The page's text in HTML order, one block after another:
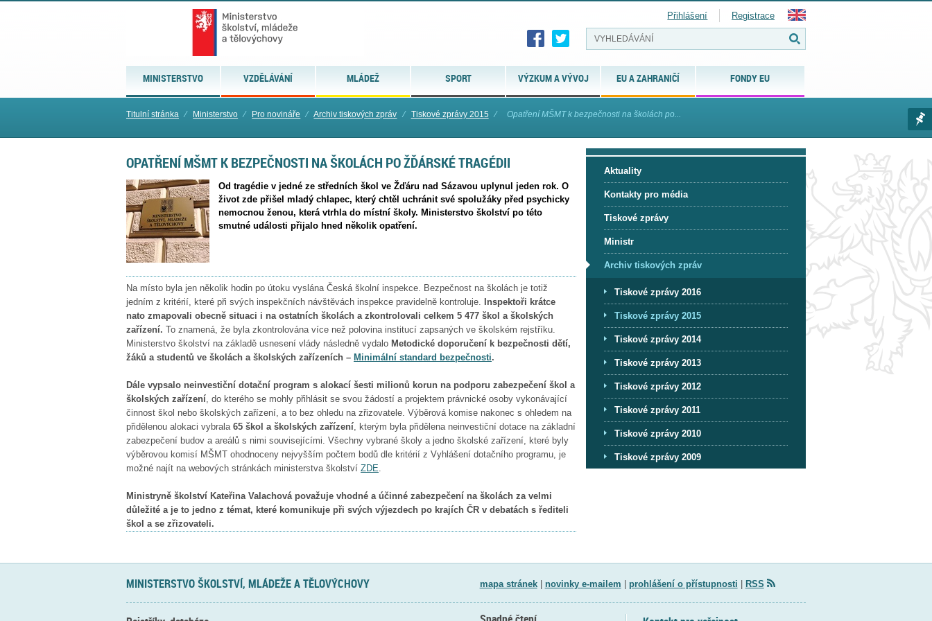
MINISTERSTVO VZDĚLÁVÁNÍ MLÁDEŽ SPORT VÝZKUM A VÝVOJ EU A ZAHRANIČÍ FONDY EU
Přihlášení Registrace
Titulní stránka ⁄ Ministerstvo ⁄ Pro novináře ⁄ Archiv tiskových zpráv ⁄ Tiskové zprávy 2015 ⁄ Opatření MŠMT k bezpečnosti na školách po...
OPATŘENÍ MŠMT K BEZPEČNOSTI NA ŠKOLÁCH PO ŽĎÁRSKÉ TRAGÉDII
Od tragédie v jedné ze středních škol ve Žďáru nad Sázavou uplynul jeden rok. O
život zde přišel mladý chlapec, který chtěl uchránit své spolužáky před psychicky
nemocnou ženou, která vtrhla do místní školy. Ministerstvo školství po této
smutné události přijalo hned několik opatření.
Na místo byla jen několik hodin po útoku vyslána Česká školní inspekce. Bezpečnost na školách je totiž
jedním z kritérií, které při svých inspekčních návštěvách inspekce pravidelně kontroluje.
Inspektoři krátce
nato zmapovali obecně situaci i na ostatních školách a zkontrolovali celkem 5 477 škol a školských
zařízení. To znamená, že byla zkontrolována více než polovina institucí zapsaných ve školském rejstříku.
Ministerstvo školství na základě usnesení vlády následně vydalo Metodické doporučení k bezpečnosti dětí,
žáků a studentů ve školách a školských zařízeních – Minimální standard bezpečnosti.
Dále vypsalo neinvestiční dotační program s alokací šesti milionů korun na podporu zabezpečení škol a
školských zařízení , do kterého se mohly přihlásit se svou žádostí a projektem právnické osoby vykonávající
činnost škol nebo školských zařízení, a to bez ohledu na zřizovatele. Výběrová komise nakonec s ohledem na
přidělenou alokaci vybrala 65 škol a školských zařízení , kterým byla přidělena neinvestiční dotace na základní
zabezpečení budov a areálů s nimi souvisejícími. Všechny vybrané školy a jedno školské zařízení, které byly
výběrovou komisí MŠMT ohodnoceny nejvyšším počtem bodů dle kritérií z Vyhlášení dotačního programu, je
možné najít na webových stránkách ministerstva školství ZDE
Ministryně školství Kateřina Valachová považuje vhodné a účinné zabezpečení na školách za velmi
důležité a je to jedno z témat, které komunikuje při svých výjezdech po krajích ČR v debatách s řediteli
škol a se zřizovateli.
Aktuality
Kontakty pro média
Tiskové zprávy
Ministr
Archiv tiskových zpráv
Tiskové zprávy 2016
Tiskové zprávy 2015
Tiskové zprávy 2014
Tiskové zprávy 2013
Tiskové zprávy 2012
Tiskové zprávy 2011
Tiskové zprávy 2010
Tiskové zprávy 2009
MINISTERSTVO ŠKOLSTVÍ, MLÁDEŽE A TĚLOVÝCHOVY mapa stránek| novinky e-mailem | prohlášení o přístupnosti | RSS